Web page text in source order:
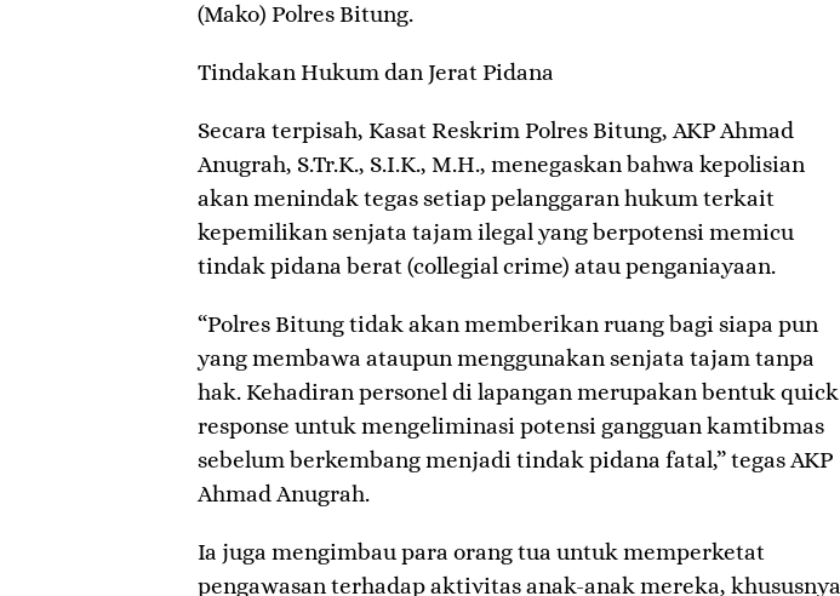
(Mako) Polres Bitung.
​Tindakan Hukum dan Jerat Pidana
​Secara terpisah, Kasat Reskrim Polres Bitung, AKP Ahmad
Anugrah, S.Tr.K., S.I.K., M.H., menegaskan bahwa kepolisian
akan menindak tegas setiap pelanggaran hukum terkait
kepemilikan senjata tajam ilegal yang berpotensi memicu
tindak pidana berat (collegial crime) atau penganiayaan.
​“Polres Bitung tidak akan memberikan ruang bagi siapa pun
yang membawa ataupun menggunakan senjata tajam tanpa
hak. Kehadiran personel di lapangan merupakan bentuk quick
response untuk mengeliminasi potensi gangguan kamtibmas
sebelum berkembang menjadi tindak pidana fatal,” tegas AKP
Ahmad Anugrah.
​Ia juga mengimbau para orang tua untuk memperketat
pengawasan terhadap aktivitas anak-anak mereka, khususnya